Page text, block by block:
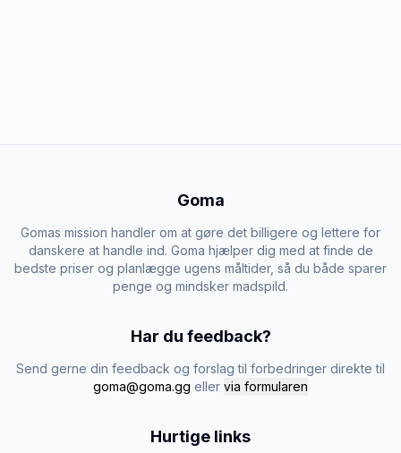
Goma
Gomas mission handler om at gøre det billigere og lettere for
danskere at handle ind. Goma hjælper dig med at finde de
bedste priser og planlægge ugens måltider, så du både sparer
penge og mindsker madspild.
Har du feedback?
Send gerne din feedback og forslag til forbedringer direkte til
goma@goma.gg eller via formularen
Hurtige links